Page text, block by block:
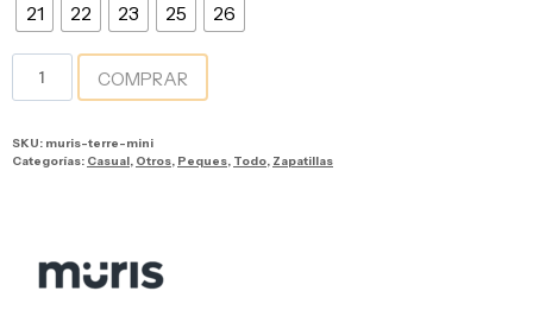
21 22 23 25 26
COMPRAR
SKU: muris-terre-mini
Categorías: Casual Otros Peques Todo Zapatillas